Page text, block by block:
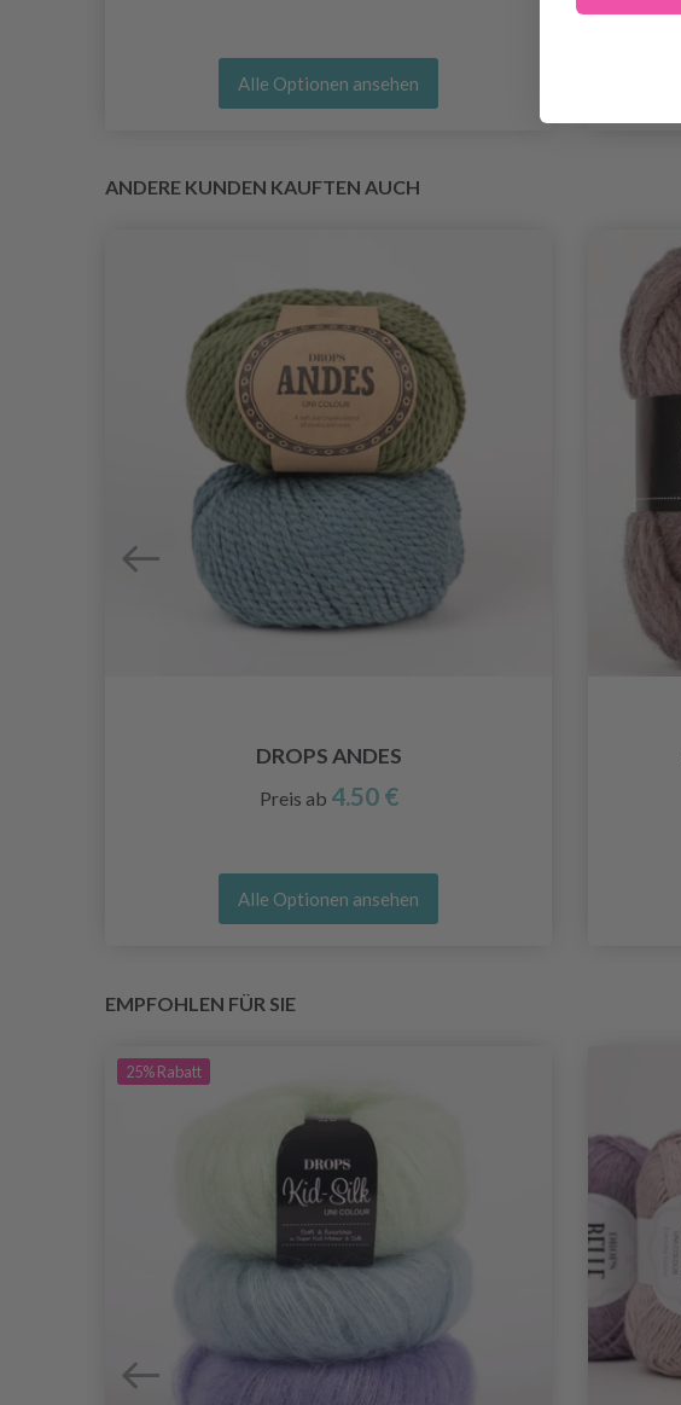
Alle Optionen ansehen
ANDERE KUNDEN KAUFTEN AUCH
DROPS ANDES
Preis ab 4.50 €
Alle Optionen ansehen
EMPFOHLEN FÜR SIE
25%Rabatt